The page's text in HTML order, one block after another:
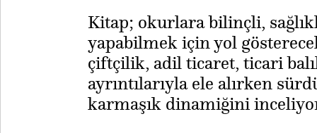
Kitap; okurlara bilinçli,
yapabilmek için yol
çiftçilik, adil ticaret, ticari
ayrıntılarıyla ele alırken
karmaşık dinamiğini